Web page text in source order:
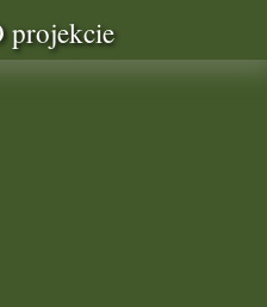
projekcie